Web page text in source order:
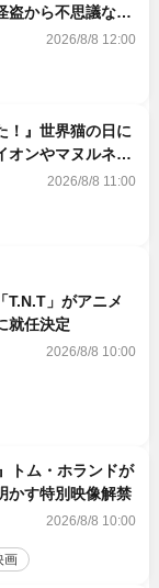
盗から不思議な予
2026/8/8 12:00
！』世界猫の日に
ンやマヌルネコ
2026/8/8 11:00
T.N.T」がアニメ
就任決定
2026/8/8 10:00
トム・ホランドが
かす特別映像解禁
2026/8/8 10:00
画